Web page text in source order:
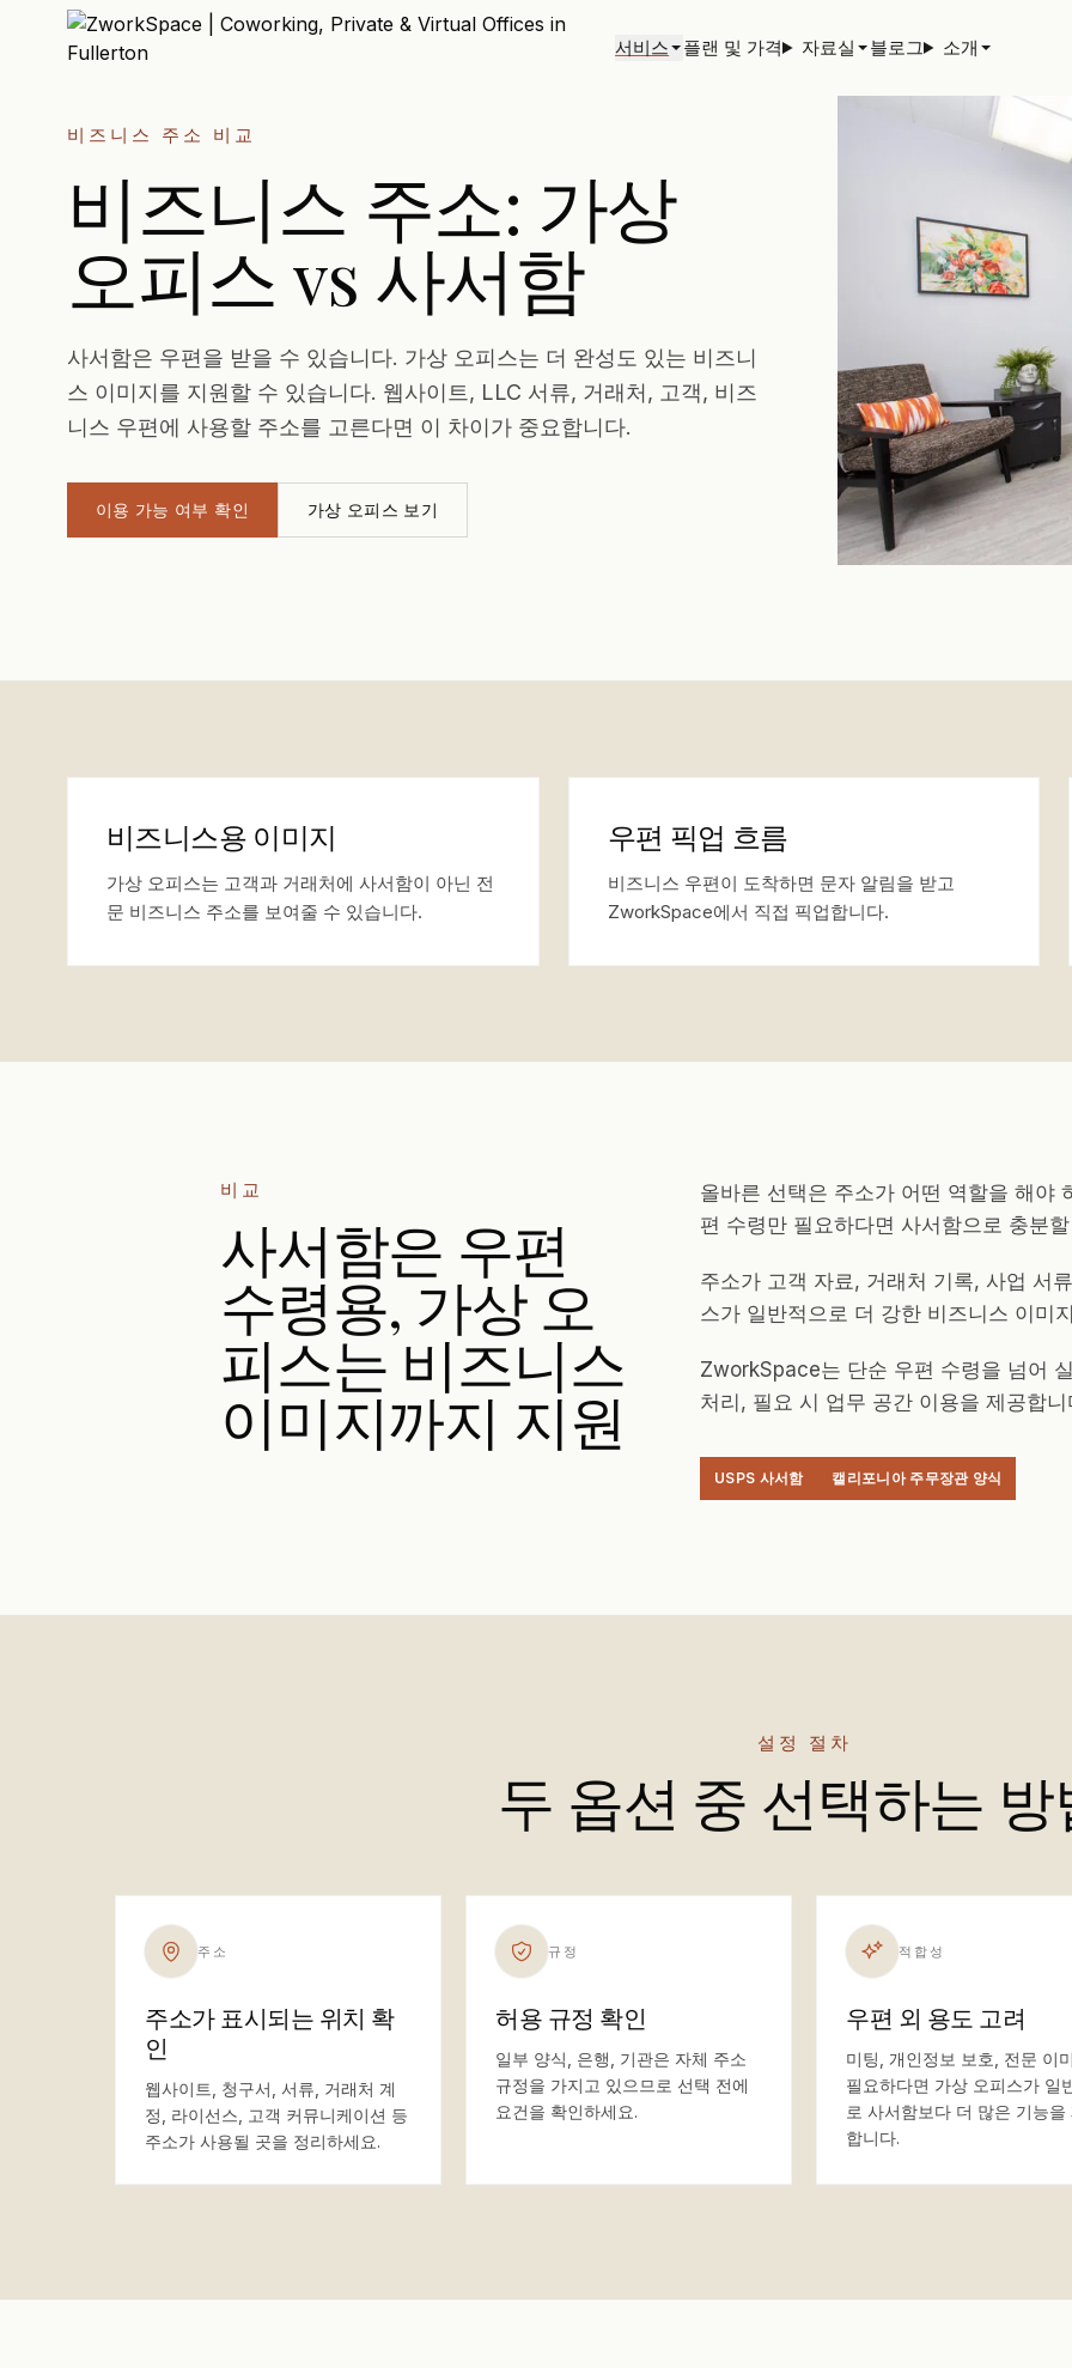
서비스 플랜 및 가격 자료실 블로그 소개
비즈니스 주소 비교
비즈니스 주소: 가상
오피스 vs 사서함
사서함은 우편을 받을 수 있습니다. 가상 오피스는 더 완성도 있는 비즈니
스 이미지를 지원할 수 있습니다. 웹사이트, LLC 서류, 거래처, 고객, 비즈
니스 우편에 사용할 주소를 고른다면 이 차이가 중요합니다.
이용 가능 여부 확인 가상 오피스 보기
비즈니스용 이미지
가상 오피스는 고객과 거래처에 사서함이 아닌 전
문 비즈니스 주소를 보여줄 수 있습니다.
우편 픽업 흐름
비즈니스 우편이 도착하면 문자 알림을 받고
ZworkSpace에서 직접 픽업합니다.
비교
사서함은 우편
수령용, 가상 오
피스는 비즈니스
이미지까지 지원
올바른 선택은 주소가 어떤 역할을 해야
편 수령만 필요하다면 사서함으로 충분
주소가 고객 자료, 거래처 기록, 사업 서
스가 일반적으로 더 강한 비즈니스 이미
ZworkSpace는 단순 우편 수령을 넘어
처리, 필요 시 업무 공간 이용을 제공합니
USPS 사서함 캘리포니아 주무장관 양식
설정 절차
두 옵션 중 선택하는 방
주소
주소가 표시되는 위치 확
인
웹사이트, 청구서, 서류, 거래처 계
정, 라이선스, 고객 커뮤니케이션 등
주소가 사용될 곳을 정리하세요.
규정
허용 규정 확인
일부 양식, 은행, 기관은 자체 주소
규정을 가지고 있으므로 선택 전에
요건을 확인하세요.
적합성
우편 외 용도 고려
미팅, 개인정보 보호, 전문 이
필요하다면 가상 오피스가 일
로 사서함보다 더 많은 기능을
합니다.